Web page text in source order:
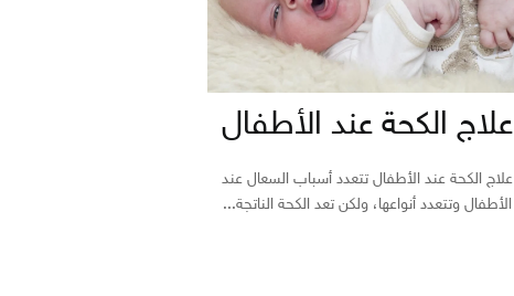
علاج الكحة عند الأطفال
علاج الكحة عند الأطفال تتعدد أسباب السعال عند
الأطفال وتتعدد أنواعها، ولكن تعد الكحة الناتجة...